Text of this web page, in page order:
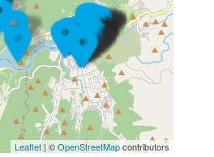
Leaflet| ©OpenStreetMapcontributors